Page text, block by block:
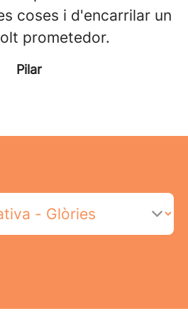
coses i d'encarrilar un
prometedor.
Pilar